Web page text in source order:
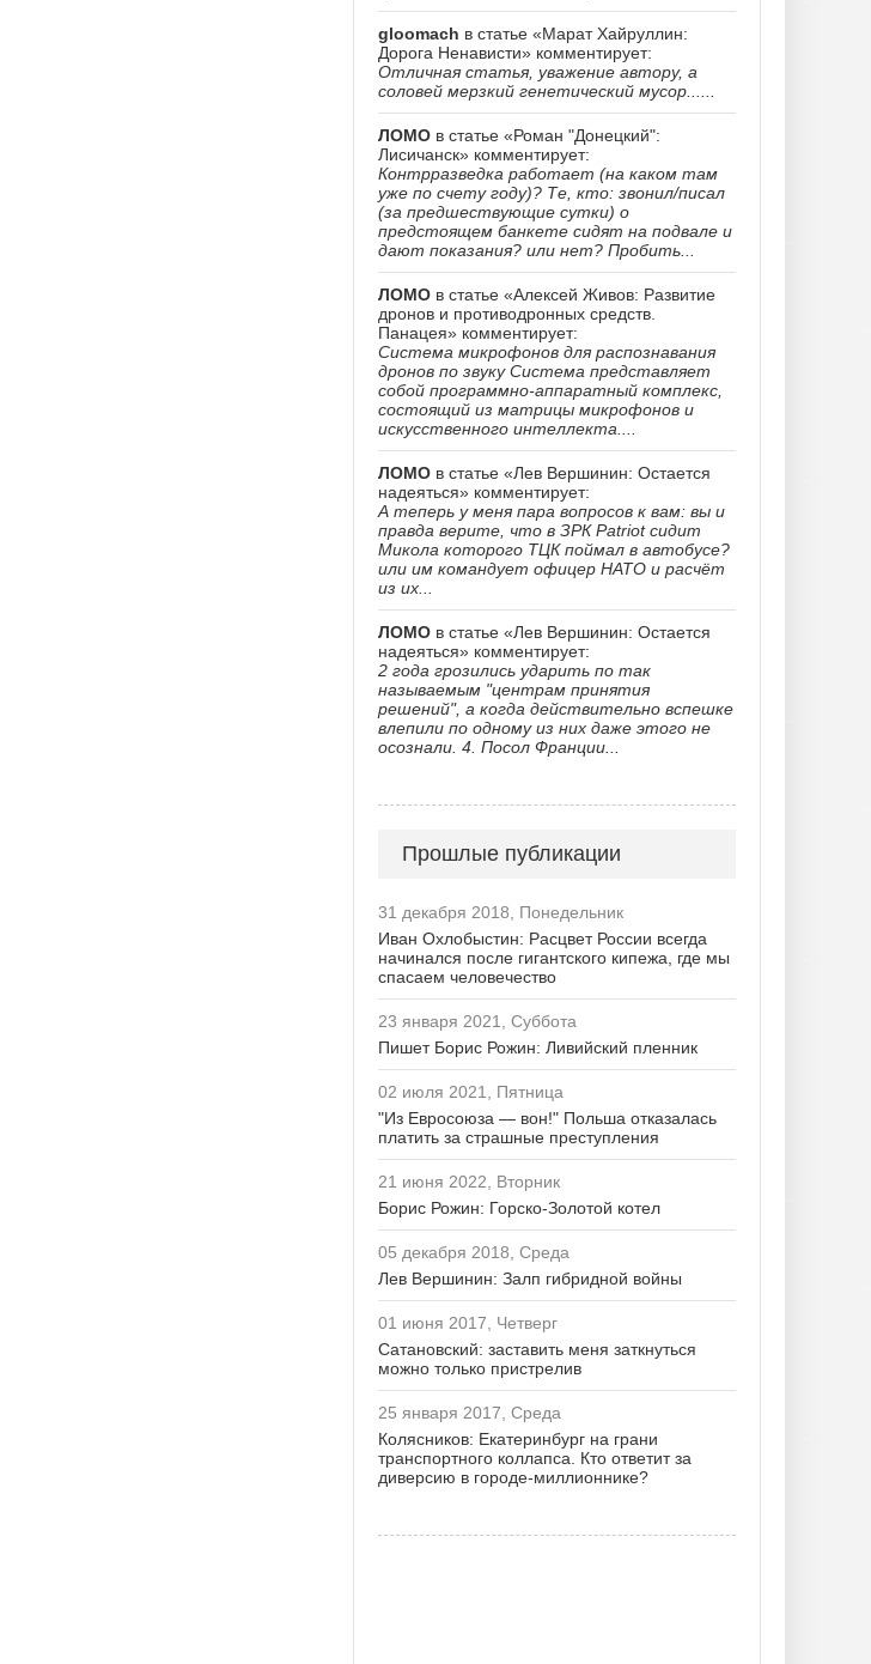
gloomach в статье «Марат Хайруллин:
Дорога Ненависти» комментирует:
Отличная статья, уважение автору, а
соловей мерзкий генетический мусор......
ЛОМО в статье «Роман "Донецкий":
Лисичанск» комментирует:
Контрразведка работает (на каком там
уже по счету году)? Те, кто: звонил/писал
(за предшествующие сутки) о
предстоящем банкете сидят на подвале и
дают показания? или нет? Пробить...
ЛОМО в статье «Алексей Живов: Развитие
дронов и противодронных средств.
Панацея» комментирует:
Система микрофонов для распознавания
дронов по звуку Система представляет
собой программно-аппаратный комплекс,
состоящий из матрицы микрофонов и
искусственного интеллекта....
ЛОМО в статье «Лев Вершинин: Остается
надеяться» комментирует:
А теперь у меня пара вопросов к вам: вы и
правда верите, что в ЗРК Patriot сидит
Микола которого ТЦК поймал в автобусе?
или им командует офицер НАТО и расчёт
из их...
ЛОМО в статье «Лев Вершинин: Остается
надеяться» комментирует:
2 года грозились ударить по так
называемым "центрам принятия
решений", а когда действительно вспешке
влепили по одному из них даже этого не
осознали. 4. Посол Франции...
Прошлые публикации
31 декабря 2018, Понедельник
Иван Охлобыстин: Расцвет России всегда
начинался после гигантского кипежа, где мы
спасаем человечество
23 января 2021, Суббота
Пишет Борис Рожин: Ливийский пленник
02 июля 2021, Пятница
"Из Евросоюза — вон!" Польша отказалась
платить за страшные преступления
21 июня 2022, Вторник
Борис Рожин: Горско-Золотой котел
05 декабря 2018, Среда
Лев Вершинин: Залп гибридной войны
01 июня 2017, Четверг
Сатановский: заставить меня заткнуться
можно только пристрелив
25 января 2017, Среда
Колясников: Екатеринбург на грани
транспортного коллапса. Кто ответит за
диверсию в городе-миллионнике?